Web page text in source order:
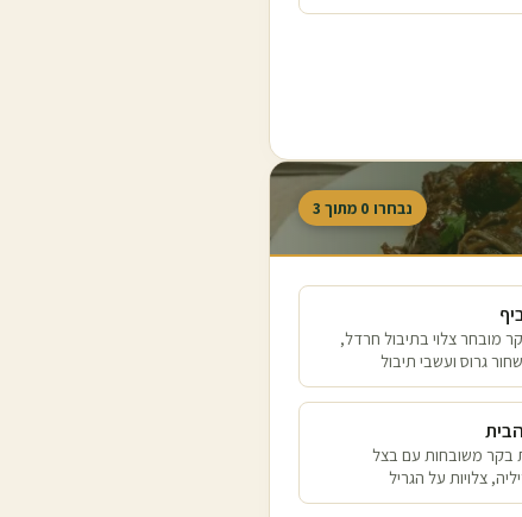
נבחרו 0 מתוך 3
מובחר צלוי בתיבול חרדל,
גרוס ועשבי תיבול
בקר משובחות עם בצל
צלויות על הגריל